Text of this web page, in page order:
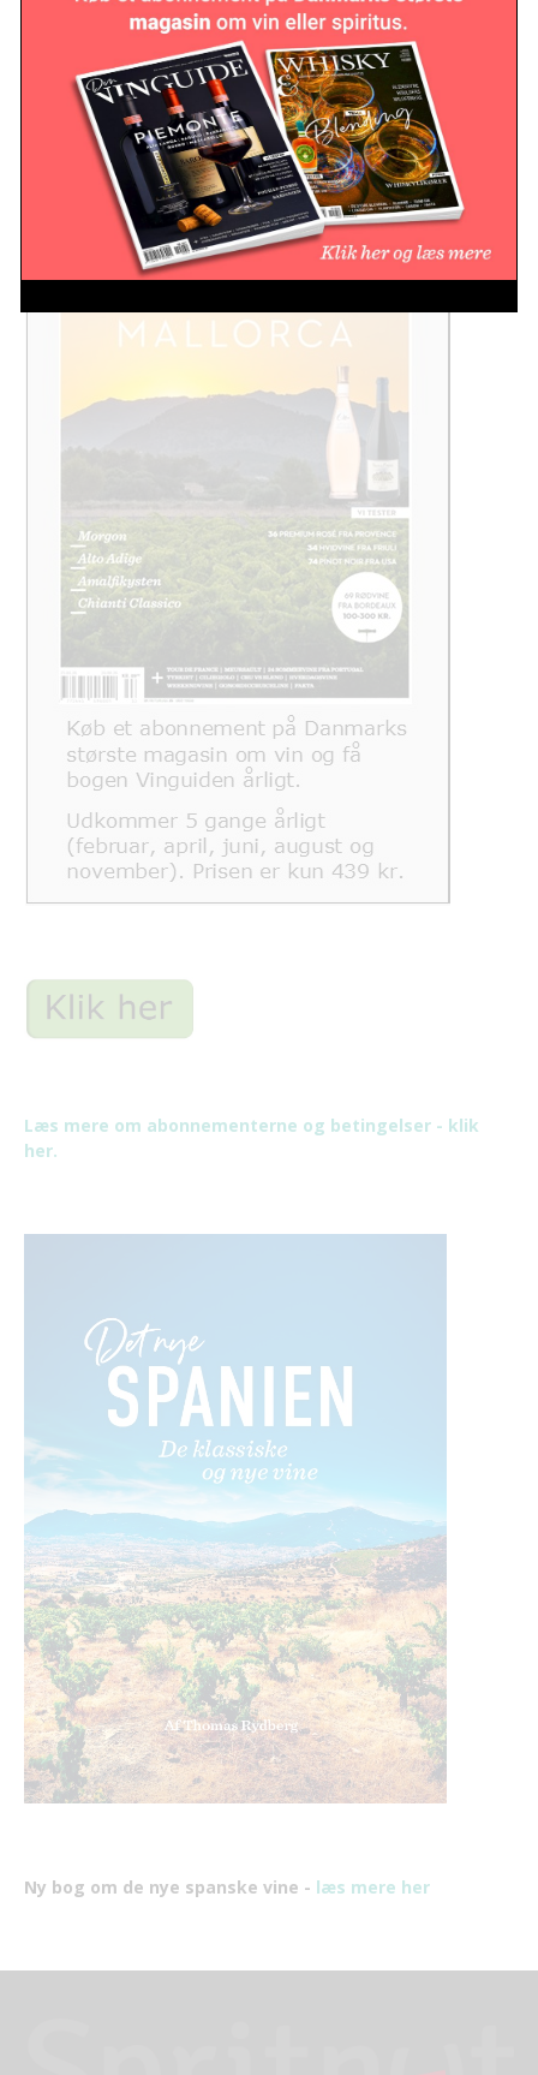
Nyheder
Emidio Pepe er død
Læs mere om abonnementerne og betingelser - klik
her.
Ny bog om de nye spanske vine - læs mere her